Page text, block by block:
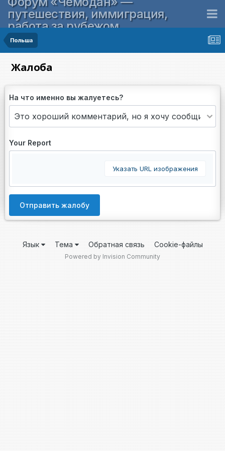
путешествия, иммиграция,
работа за рубежом
Польша
Жалоба
На что именно вы жалуетесь?
Your Report
Указать URL изображения
Отправить жалобу
Язык Тема Обратная связь Cookie-файлы
Powered by Invision Community